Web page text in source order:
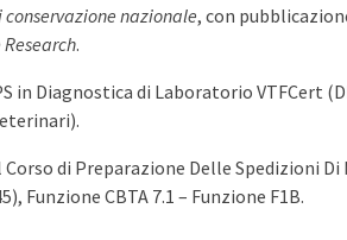
nazionale, con
.
in Diagnostica di Laboratorio VTFCert
di Preparazione Delle Spedizioni Di
Funzione CBTA 7.1 – Funzione F1B.